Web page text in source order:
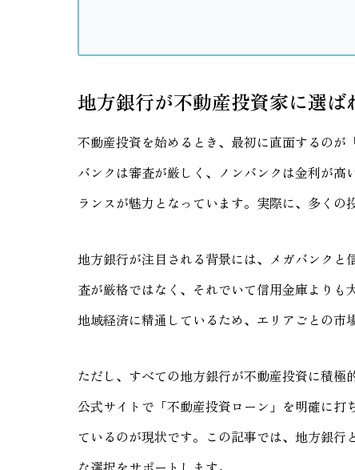
地方銀行が不動産投資家に選ば
不動産投資を始めるとき、最初に直面するの
バンクは審査が厳しく、ノンバンクは金利が
ランスが魅力となっています。実際に、多くの
地方銀行が注目される背景には、メガバンク
査が厳格ではなく、それでいて信用金庫より
地域経済に精通しているため、エリアごとの市
ただし、すべての地方銀行が不動産投資に積
公式サイトで「不動産投資ローン」を明確に打
ているのが現状です。この記事では、地方銀